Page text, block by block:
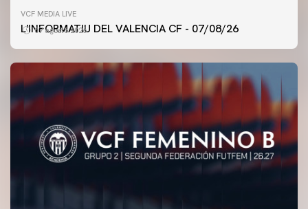
VCF MEDIA LIVE
L'INFORMATIU DEL VALENCIA CF - 07/08/26
07 agosto 2026